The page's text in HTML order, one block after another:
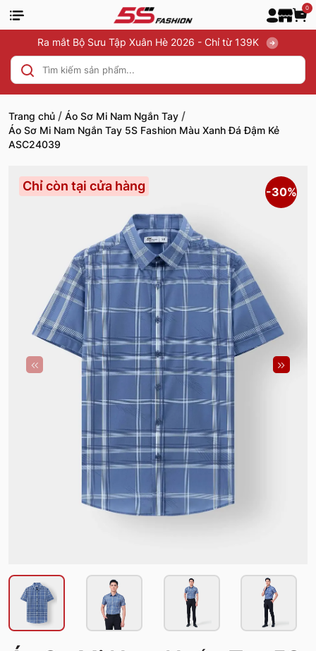
0
Ra mắt Bộ Sưu Tập Xuân Hè 2026 - Chỉ từ 139K
Trang chủ / Áo Sơ Mi Nam Ngắn Tay /
Áo Sơ Mi Nam Ngắn Tay 5S Fashion Màu Xanh Đá Đậm Kẻ
ASC24039
Chỉ còn tại cửa hàng -30%